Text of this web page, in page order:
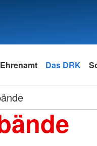
Ehrenamt Das DRK